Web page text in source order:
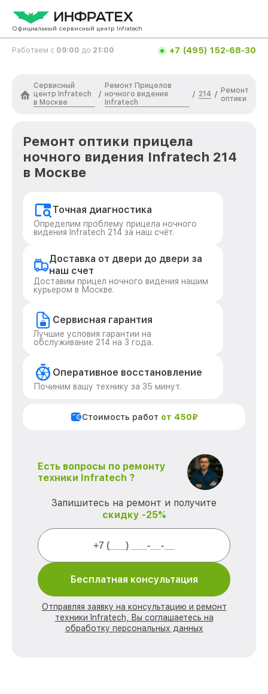
Официальный сервисный центр Infratech
Работаем с 09:00 до 21:00 +7 (495) 152-68-30
Сервисный
центр Infratech
в Москве
/
Ремонт Прицелов
ночного видения
Infratech
/ 214 / Ремонт
оптики
Ремонт оптики прицела
ночного видения Infratech 214
в Москве
Точная диагностика
Определим проблему прицела ночного
видения Infratech 214 за наш счёт.
Доставка от двери до двери за
наш счет
Доставим прицел ночного видения нашим
курьером в Москве.
Сервисная гарантия
Лучшие условия гарантии на
обслуживание 214 на 3 года.
Оперативное восстановление
Починим вашу технику за 35 минут.
Стоимость работ от 450₽
Есть вопросы по ремонту
техники Infratech ?
Запишитесь на ремонт и получите
скидку -25%
Бесплатная консультация
Отправляя заявку на консультацию и ремонт
техники Infratech, Вы соглашаетесь на
обработку персональных данных